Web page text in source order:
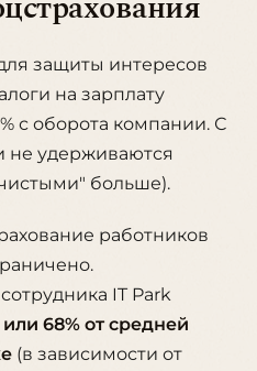
защиты интересов
на зарплату
с оборота компании. С
не удерживаются
больше).
работников
IT Park
или 68% от средней
(в зависимости от